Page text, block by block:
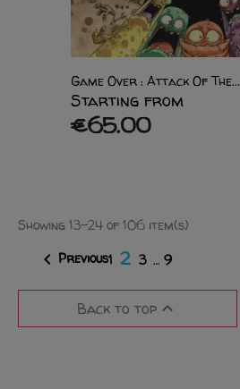
Game Over : Attack Of The...
Starting from
€65.00
Showing 13-24 of 106 item(s)
 Previous1 2 3 … 9
Back to top 